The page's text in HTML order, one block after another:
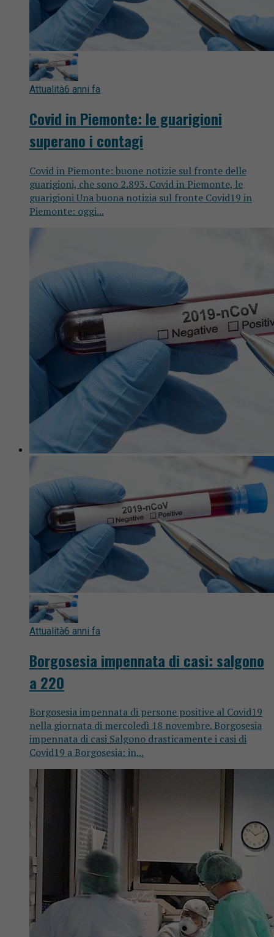
Attualità6 anni fa
Covid in Piemonte: le guarigioni
superano i contagi
Covid in Piemonte: buone notizie sul fronte delle
guarigioni, che sono 2.893. Covid in Piemonte, le
guarigioni Una buona notizia sul fronte Covid19 in
Piemonte: oggi...
Attualità6 anni fa
Borgosesia impennata di casi: salgono
a 220
Borgosesia impennata di persone positive al Covid19
nella giornata di mercoledì 18 novembre. Borgosesia
impennata di casi Salgono drasticamente i casi di
Covid19 a Borgosesia: in...